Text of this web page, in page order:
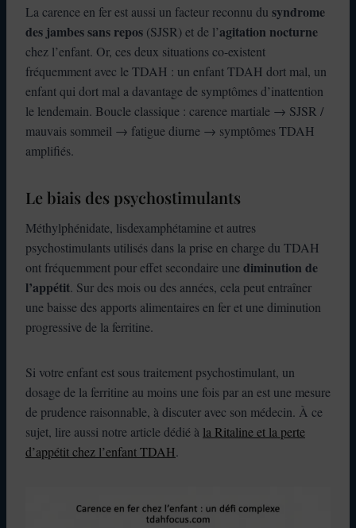
La carence en fer est aussi un facteur reconnu du syndrome
des jambes sans repos (SJSR) et de l’agitation nocturne
chez l’enfant. Or, ces deux situations co-existent
fréquemment avec le TDAH : un enfant TDAH dort mal, un
enfant qui dort mal a davantage de symptômes d’inattention
le lendemain. Boucle classique : carence martiale → SJSR /
mauvais sommeil → fatigue diurne → symptômes TDAH
amplifiés.
Le biais des psychostimulants
Méthylphénidate, lisdexamphétamine et autres
psychostimulants utilisés dans la prise en charge du TDAH
ont fréquemment pour effet secondaire une diminution de
l’appétit. Sur des mois ou des années, cela peut entraîner
une baisse des apports alimentaires en fer et une diminution
progressive de la ferritine.
Si votre enfant est sous traitement psychostimulant, un
dosage de la ferritine au moins une fois par an est une mesure
de prudence raisonnable, à discuter avec son médecin. À ce
sujet, lire aussi notre article dédié à la Ritaline et la perte
d’appétit chez l’enfant TDAH.